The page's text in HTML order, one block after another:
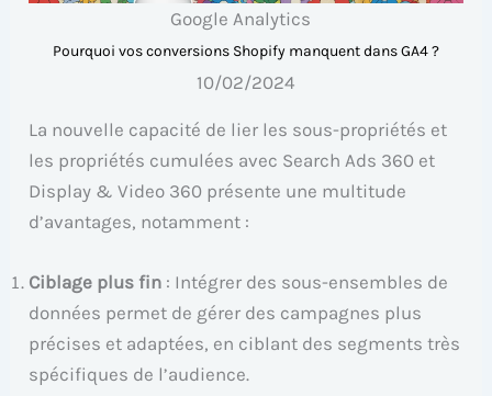
Google Analytics
Pourquoi vos conversions Shopify manquent dans GA4 ?
10/02/2024
La nouvelle capacité de lier les sous-propriétés et
les propriétés cumulées avec Search Ads 360 et
Display & Video 360 présente une multitude
d’avantages, notamment :
Ciblage plus fin : Intégrer des sous-ensembles de
données permet de gérer des campagnes plus
précises et adaptées, en ciblant des segments très
spécifiques de l’audience.